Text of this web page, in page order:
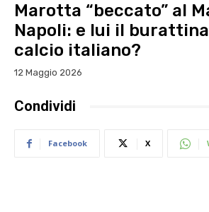
Marotta “beccato” al
Napoli: e lui il
calcio italiano?
12 Maggio 2026
Condividi
Facebook X